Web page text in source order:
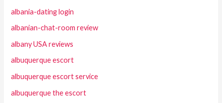
albania-dating login
albanian-chat-room review
albany USA reviews
albuquerque escort
albuquerque escort service
albuquerque the escort